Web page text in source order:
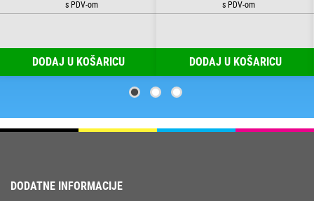
DODAJ U KOŠARICU DODAJ U KOŠARICU
DODATNE INFORMACIJE